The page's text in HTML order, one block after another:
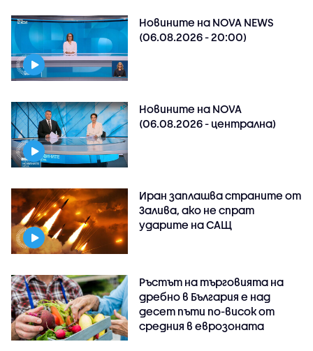
Новините на NOVA NEWS
(06.08.2026 - 20:00)
Новините на NOVA
(06.08.2026 - централна)
Иран заплашва страните от
Залива, ако не спрат
ударите на САЩ
Ръстът на търговията на
дребно в България е над
десет пъти по-висок от
средния в еврозоната